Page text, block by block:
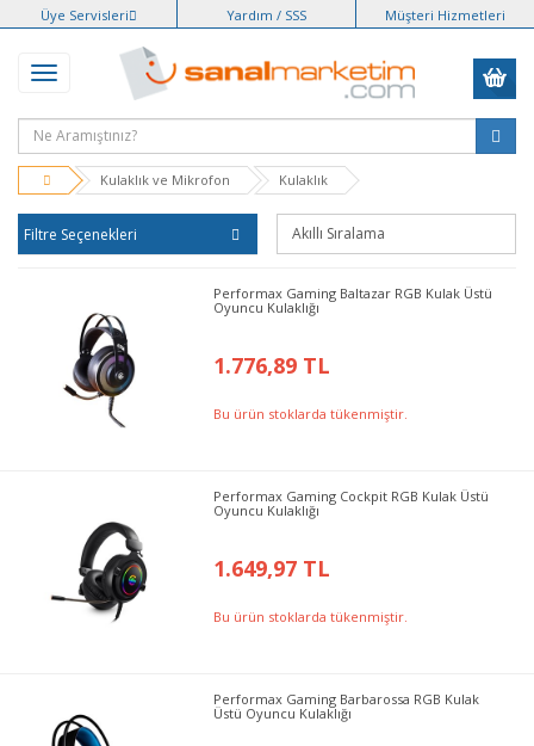
Üye Servisleri Yardım / SSS Müşteri Hizmetleri
Kulaklık ve Mikrofon Kulaklık
Filtre Seçenekleri
Performax Gaming Baltazar RGB Kulak Üstü
Oyuncu Kulaklığı
1.776,89 TL
Bu ürün stoklarda tükenmiştir.
Performax Gaming Cockpit RGB Kulak Üstü
Oyuncu Kulaklığı
1.649,97 TL
Bu ürün stoklarda tükenmiştir.
Performax Gaming Barbarossa RGB Kulak
Üstü Oyuncu Kulaklığı